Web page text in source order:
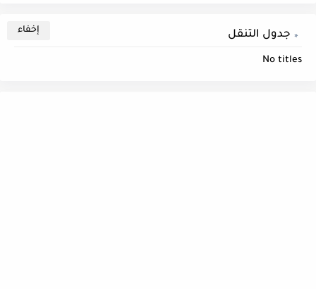
جدول التنقل
No titles